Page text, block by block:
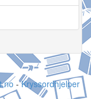
-Kryssordhjelper